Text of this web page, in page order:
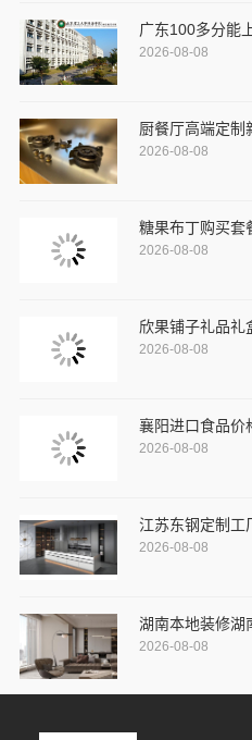
广东100多分能
2026-08-08
厨餐厅高端定制
2026-08-08
糖果布丁购买套
2026-08-08
欣果铺子礼品礼
2026-08-08
襄阳进口食品价
2026-08-08
江苏东钢定制工
2026-08-08
湖南本地装修湖
2026-08-08